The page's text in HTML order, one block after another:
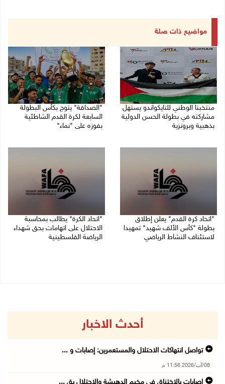
مواضيع ذات صلة
منتخبنا الوطني للتايكواندو يستهل
مشاركته في بطولة الحسن الدولية
بذهبية وبرونزية
"الصداقة" يتوج بكأس البطولة
السابعة لكرة القدم الشاطئية
بفوزه على "نماء"
"اتحاد كرة القدم" يعلن إطلاق
بطولة "كأس الألف شهيد" تمهيدا
لاستئناف النشاط الرياضي
"اتحاد الكرة" يطالب بمحاسبة
الاحتلال على اتهامات بحق شهداء
الرياضة الفلسطينية
أحدث الاخبار
تواصل انتهاكات الاحتلال والمستعمرين: إصابات و ...
08/آب/2026 11:56 م